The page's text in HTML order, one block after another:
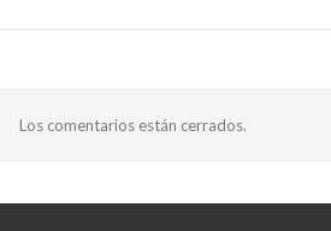
Los comentarios están cerrados.